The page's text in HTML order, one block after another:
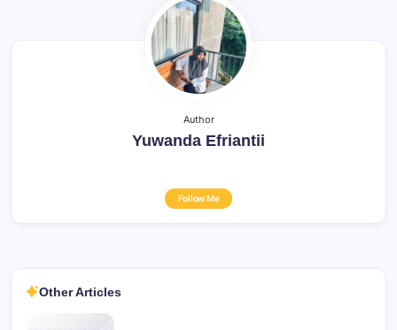
Author
Yuwanda Efriantii
Follow Me
Other Articles